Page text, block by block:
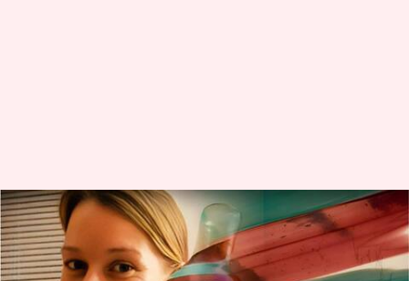
Vas yang dibeli seharga Rp62
ribu dijual dengan harga lebih
dari Rp1 miliar